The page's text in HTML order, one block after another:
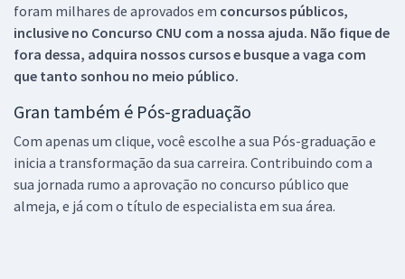
foram milhares de aprovados em concursos públicos,
inclusive no Concurso CNU com a nossa ajuda. Não fique de
fora dessa, adquira nossos cursos e busque a vaga com
que tanto sonhou no meio público.
Gran também é Pós-graduação
Com apenas um clique, você escolhe a sua Pós-graduação e
inicia a transformação da sua carreira. Contribuindo com a
sua jornada rumo a aprovação no concurso público que
almeja, e já com o título de especialista em sua área.